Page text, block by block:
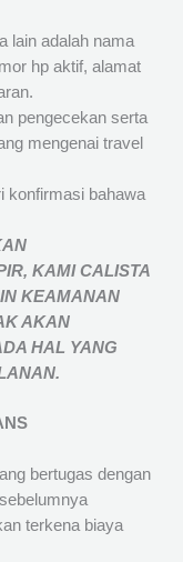
lain adalah nama
hp aktif, alamat
pengecekan serta
mengenai travel
konfirmasi bahawa
KAMICALISTA
KEAMANAN
AKAN
HAL YANG
.
bertugas dengan
terkena biaya